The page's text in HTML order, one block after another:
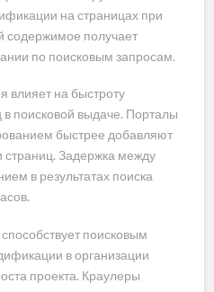
на страницах при
содержимое получает
по поисковым запросам.
влияет на быстроту
поисковой выдаче. Порталы
быстрее добавляют
страниц. Задержка между
в результатах поиска
поисковым
в организации
проекта. Краулеры